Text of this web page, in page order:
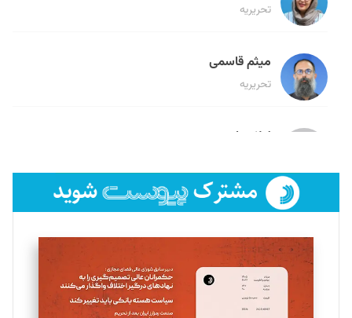
تحریریه
میثم قاسمی
تحریریه
لیلا حنارود
فائزه فتحی رستمی
تحریریه
سروش کرمیان
تحریریه